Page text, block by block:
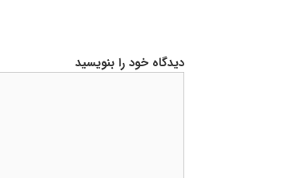
دیدگاه خود را بنویسید